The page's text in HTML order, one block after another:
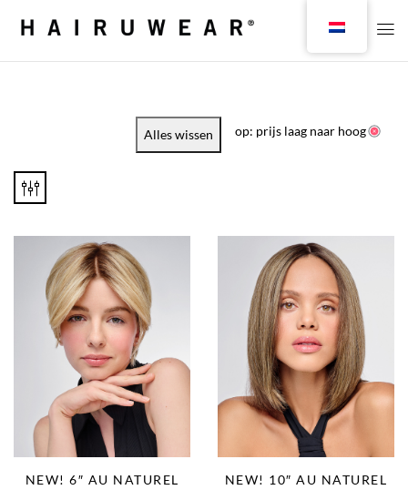
Alles wissen op: prijs laag naar hoog
NEW! 6″ AU NATUREL
NEW! 10″ AU NATUREL